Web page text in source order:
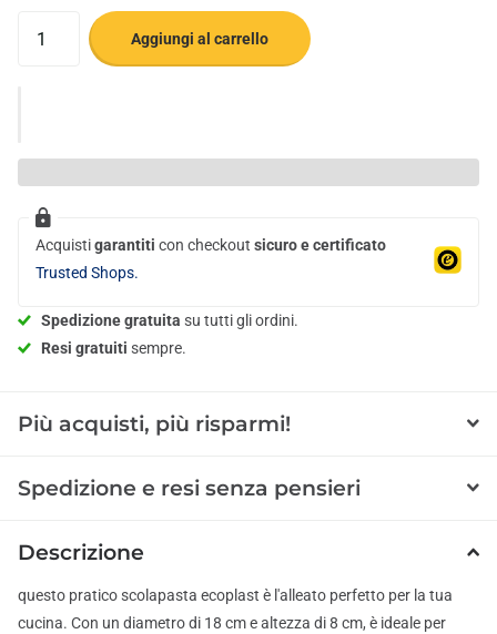
Aggiungi al carrello
Acquistigarantiti con checkout sicuro e certificato
Trusted Shops.
Spedizione gratuita su tutti gli ordini.
Resi gratuiti sempre.
Più acquisti, più risparmi!
Spedizione e resi senza pensieri
Descrizione
questo pratico scolapasta ecoplast è l'alleato perfetto per la tua
cucina. Con un diametro di 18 cm e altezza di 8 cm, è ideale per